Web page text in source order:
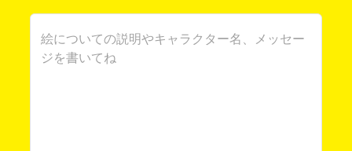
みんなからのお手紙が